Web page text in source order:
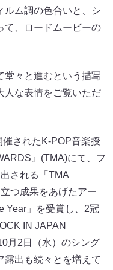
ルム調の色合いと、シ
て、ロードムービーの
堂々と進むという描写
人な表情をご覧いただ
されたK-POP音楽授
』(TMA)にて、フ
される「TMA
つ成果をあげたアー
Year」を受賞し、2冠
IN JAPAN
月2日（水）のシング
露出も続々とを増えて